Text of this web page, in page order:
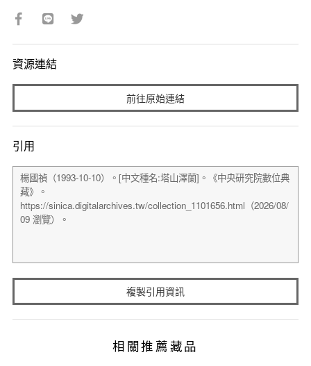
資源連結
前往原始連結
引用
複製引用資訊
相關推薦藏品